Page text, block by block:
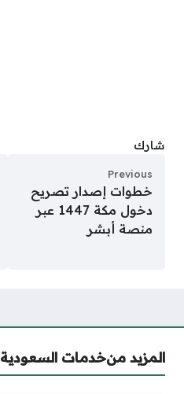
شارك
Previous
خطوات إصدار تصريح
دخول مكة 1447 عبر
منصة أبشر
المزيد منخدمات السعودية